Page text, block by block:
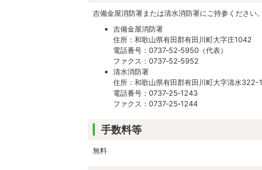
吉備金屋消防署または清水消防署にご持参ください。
吉備金屋消防署
住所：和歌山県有田郡有田川町大字庄1042
電話番号：0737‐52‐5950（代表）
ファクス：0737‐52‐5952
清水消防署
住所：和歌山県有田郡有田川町大字清水322-1
電話番号：0737‐25‐1243
ファクス：0737‐25‐1244
手数料等
無料